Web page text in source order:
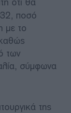
ποσό
με το
των
σύμφωνα
της